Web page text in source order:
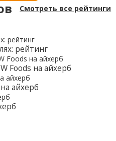
Смотреть все рейтинги
рейтинг
Foods на айхерб
айхерб